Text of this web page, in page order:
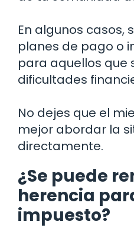
En algunos casos,
planes de pago o
para aquellos que
dificultades
No dejes que el
mejor abordar la
directamente.
¿Se puede
herencia
impuesto?